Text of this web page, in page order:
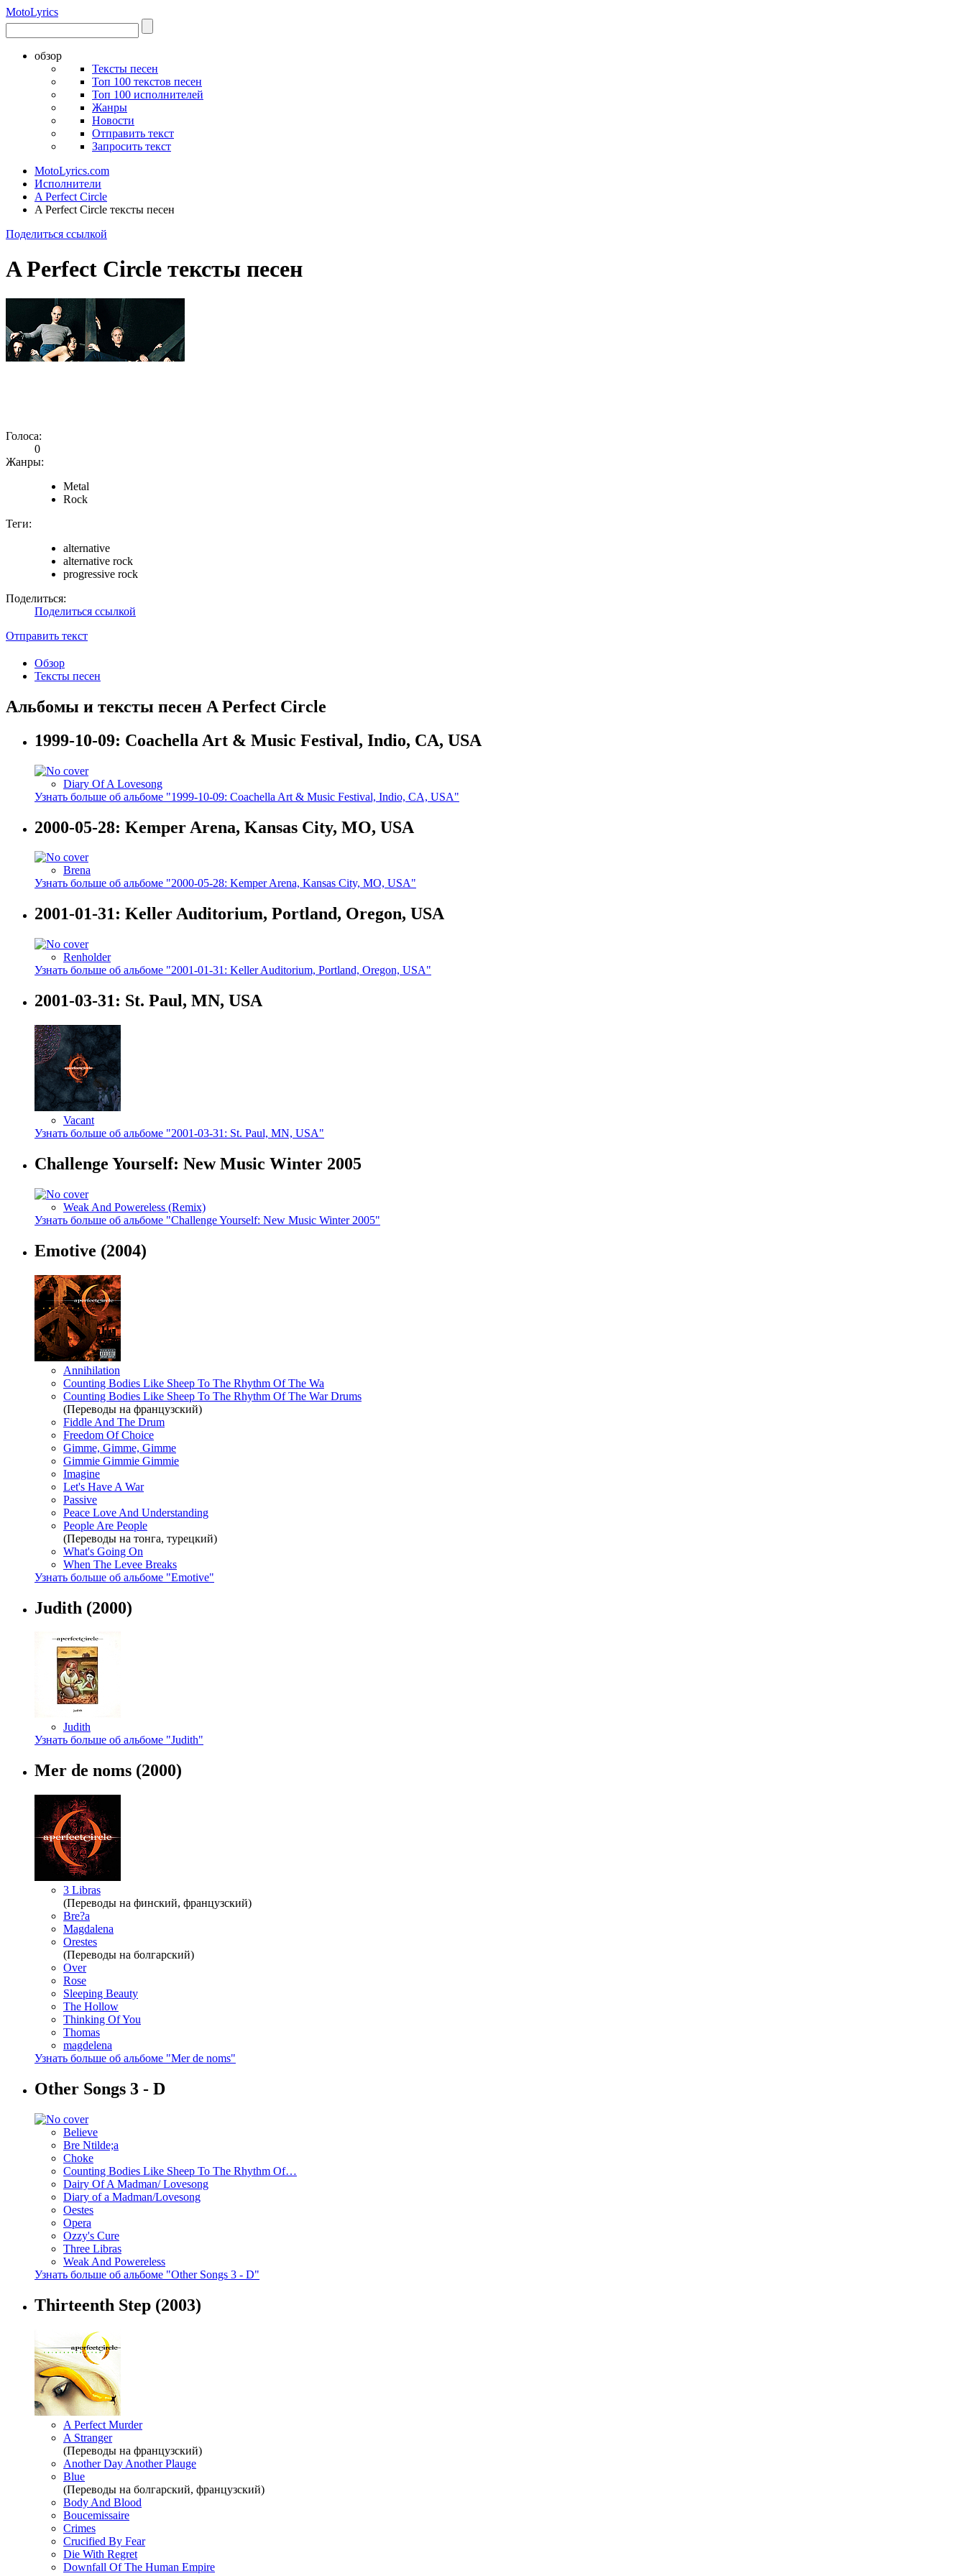
MotoLyrics
обзор
Тексты песен
Топ 100 текстов песен
Топ 100 исполнителей
Жанры
Новости
Отправить текст
Запросить текст
MotoLyrics.com
Исполнители
A Perfect Circle
A Perfect Circle тексты песен
Поделиться ссылкой
A Perfect Circle тексты песен
Голоса:
0
Жанры:
Metal
Rock
Теги:
alternative
alternative rock
progressive rock
Поделиться:
Поделиться ссылкой
Отправить текст
Обзор
Тексты песен
Альбомы и тексты песен A Perfect Circle
1999-10-09: Coachella Art & Music Festival, Indio, CA, USA
Diary Of A Lovesong
Узнать больше об альбоме "1999-10-09: Coachella Art & Music Festival, Indio, CA, USA"
2000-05-28: Kemper Arena, Kansas City, MO, USA
Brena
Узнать больше об альбоме "2000-05-28: Kemper Arena, Kansas City, MO, USA"
2001-01-31: Keller Auditorium, Portland, Oregon, USA
Renholder
Узнать больше об альбоме "2001-01-31: Keller Auditorium, Portland, Oregon, USA"
2001-03-31: St. Paul, MN, USA
Vacant
Узнать больше об альбоме "2001-03-31: St. Paul, MN, USA"
Challenge Yourself: New Music Winter 2005
Weak And Powereless (Remix)
Узнать больше об альбоме "Challenge Yourself: New Music Winter 2005"
Emotive (2004)
Annihilation
Counting Bodies Like Sheep To The Rhythm Of The Wa
Counting Bodies Like Sheep To The Rhythm Of The War Drums
(Переводы на французский)
Fiddle And The Drum
Freedom Of Choice
Gimme, Gimme, Gimme
Gimmie Gimmie Gimmie
Imagine
Let's Have A War
Passive
Peace Love And Understanding
People Are People
(Переводы на тонга, турецкий)
What's Going On
When The Levee Breaks
Узнать больше об альбоме "Emotive"
Judith (2000)
Judith
Узнать больше об альбоме "Judith"
Mer de noms (2000)
3 Libras
(Переводы на финский, французский)
Bre?a
Magdalena
Orestes
(Переводы на болгарский)
Over
Rose
Sleeping Beauty
The Hollow
Thinking Of You
Thomas
magdelena
Узнать больше об альбоме "Mer de noms"
Other Songs 3 - D
Believe
Bre Ntilde;a
Choke
Counting Bodies Like Sheep To The Rhythm Of…
Dairy Of A Madman/ Lovesong
Diary of a Madman/Lovesong
Oestes
Opera
Ozzy's Cure
Three Libras
Weak And Powereless
Узнать больше об альбоме "Other Songs 3 - D"
Thirteenth Step (2003)
A Perfect Murder
A Stranger
(Переводы на французский)
Another Day Another Plauge
Blue
(Переводы на болгарский, французский)
Body And Blood
Boucemissaire
Crimes
Crucified By Fear
Die With Regret
Downfall Of The Human Empire